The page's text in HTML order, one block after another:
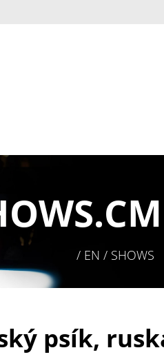
/ EN / SHOWS
psík,